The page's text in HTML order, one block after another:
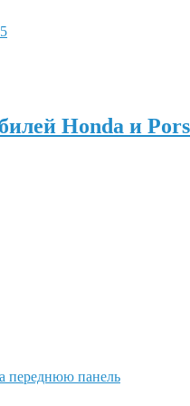
Honda и
переднюю панель